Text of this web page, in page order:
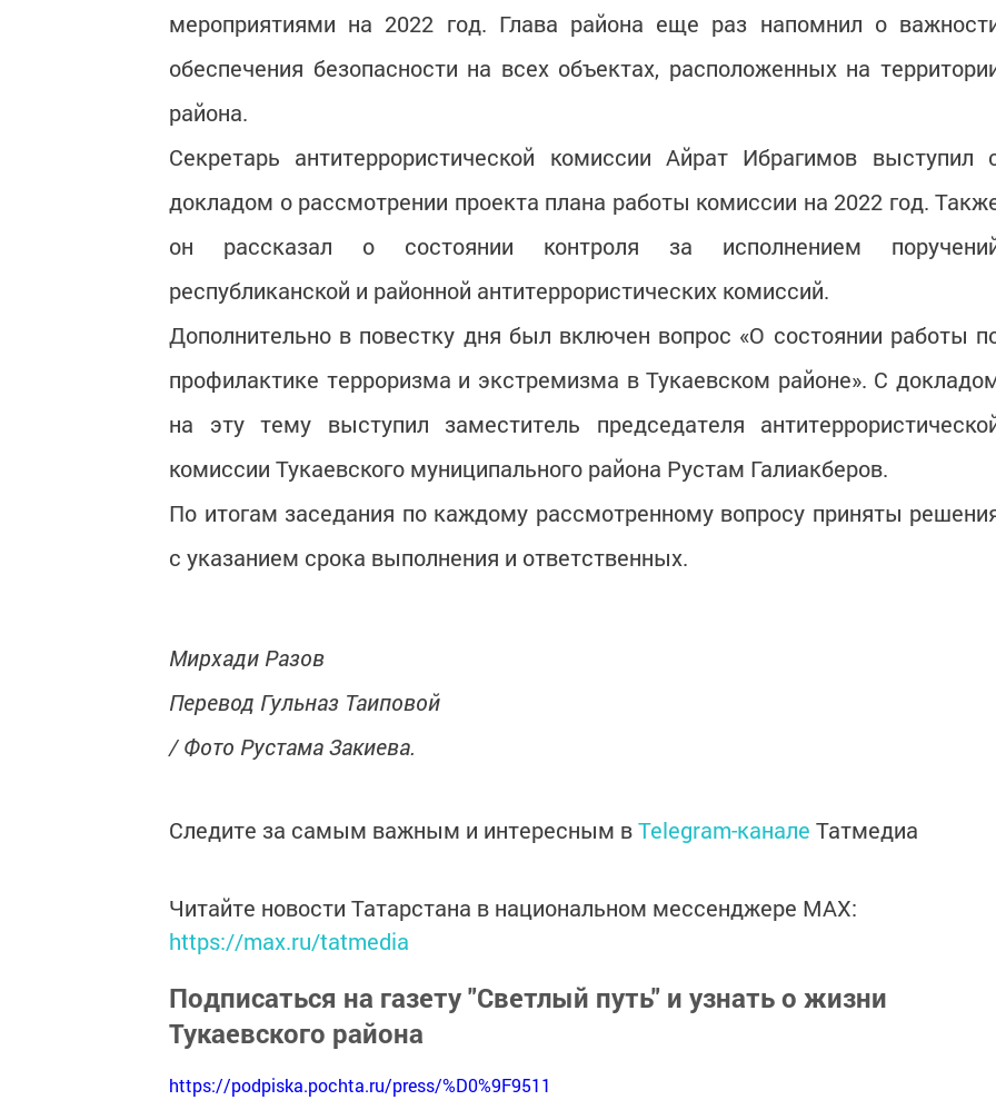
мероприятиями на 2022 год. Глава района еще раз напомнил о
обеспечения безопасности на всех объектах, расположенных на
района.
Секретарь антитеррористической комиссии Айрат Ибрагимов выступил
докладом о рассмотрении проекта плана работы комиссии на 2022 год.
он рассказал о состоянии контроля за исполнением
республиканской и районной антитеррористических комиссий.
Дополнительно в повестку дня был включен вопрос «О состоянии работы
профилактике терроризма и экстремизма в Тукаевском районе». С
на эту тему выступил заместитель председателя
комиссии Тукаевского муниципального района Рустам Галиакберов.
По итогам заседания по каждому рассмотренному вопросу приняты
с указанием срока выполнения и ответственных.
Мирхади Разов
Перевод Гульназ Таиповой
/ Фото Рустама Закиева.
Следите за самым важным и интересным вTelegram-канале Татмедиа
Читайте новости Татарстана в национальном мессенджере MАХ:
https://max.ru/tatmedia
Подписаться на газету "Светлый путь" и узнать о жизни
Тукаевского района
https://podpiska.pochta.ru/press/%D0%9F9511